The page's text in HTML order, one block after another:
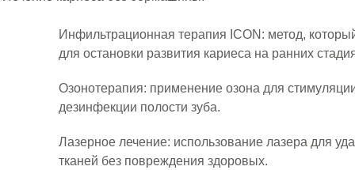
Инфильтрационная терапия ICON: метод,
для остановки развития кариеса на ранних
Озонотерапия: применение озона для
дезинфекции полости зуба.
Лазерное лечение: использование лазера для
тканей без повреждения здоровых.